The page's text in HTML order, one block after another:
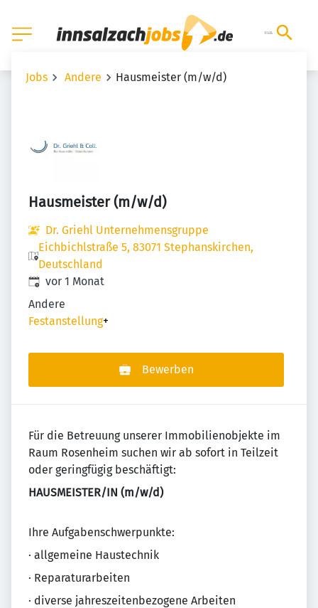
Jobs Andere Hausmeister (m/w/d)
Hausmeister (m/w/d)
Dr. Griehl Unternehmensgruppe
Eichbichlstraße 5, 83071 Stephanskirchen,
Deutschland
Veröffentlicht:
vor 1 Monat
Andere
Festanstellung+
Bewerben
Für die Betreuung unserer Immobilienobjekte im
Raum Rosenheim suchen wir ab sofort in Teilzeit
oder geringfügig beschäftigt:
HAUSMEISTER/IN (m/w/d)
Ihre Aufgabenschwerpunkte:
· allgemeine Haustechnik
· Reparaturarbeiten
· diverse jahreszeitenbezogene Arbeiten